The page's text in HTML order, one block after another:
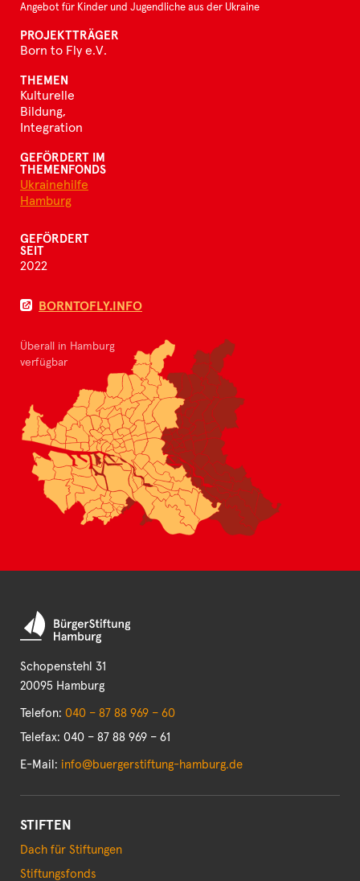
Angebot für Kinder und Jugendliche aus der Ukraine
PROJEKTTRÄGER
Born to Fly e.V.
THEMEN
Kulturelle
Bildung,
Integration
GEFÖRDERT IM
THEMENFONDS
Ukrainehilfe
Hamburg
GEFÖRDERT
SEIT
2022
BORNTOFLY.INFO
Überall in Hamburg
verfügbar
Schopenstehl 31
20095 Hamburg
Telefon: 040 – 87 88 969 – 60
Telefax: 040 – 87 88 969 – 61
E-Mail: info@buergerstiftung-hamburg.de
STIFTEN
Dach für Stiftungen
Stiftungsfonds